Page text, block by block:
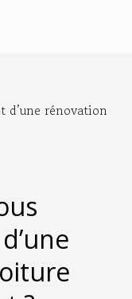
d’une rénovation